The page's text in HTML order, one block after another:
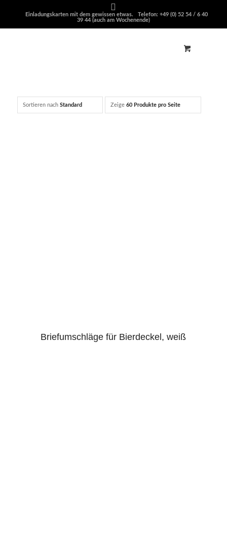
Einladungskarten mit dem gewissen etwas. Telefon: +49 (0) 52 54 / 6 40
39 44 (auch am Wochenende)
Sortieren nach Standard Zeige 60 Produkte pro Seite
4.00
Briefumschläge für Bierdeckel, weiß